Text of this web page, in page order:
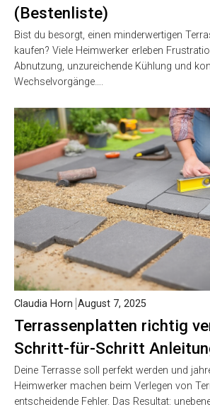
(Bestenliste)
Bist du besorgt, einen minderwertigen
kaufen? Viele Heimwerker erleben
Abnutzung, unzureichende Kühlung und
Wechselvorgänge….
Terrassenplatten richtig
Schritt-für-Schritt
Claudia Horn August 7, 2025
Deine Terrasse soll perfekt werden und
Heimwerker machen beim Verlegen von
entscheidende Fehler. Das Resultat: